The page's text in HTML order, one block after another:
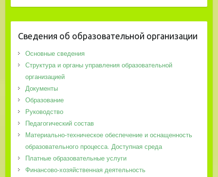
Сведения об образовательной организации
Основные сведения
Структура и органы управления образовательной
организацией
Документы
Образование
Руководство
Педагогический состав
Материально-техническое обеспечение и оснащенность
образовательного процесса. Доступная среда
Платные образовательные услуги
Финансово-хозяйственная деятельность